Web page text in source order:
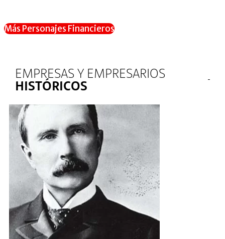
Más Personajes Financieros
EMPRESAS Y EMPRESARIOS
HISTÓRICOS